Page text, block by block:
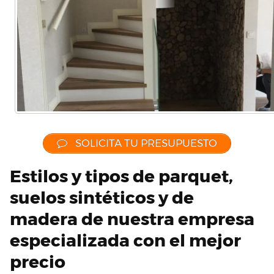
SOLICITA TU PRESUPUESTO
Estilos y tipos de parquet,
suelos sintéticos y de
madera de nuestra empresa
especializada con el mejor
precio